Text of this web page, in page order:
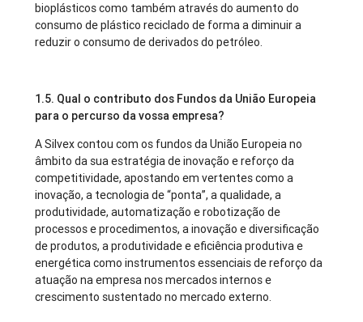
bioplásticos como também através do aumento do
consumo de plástico reciclado de forma a diminuir a
reduzir o consumo de derivados do petróleo.
1.5. Qual o contributo dos Fundos da União Europeia
para o percurso da vossa empresa?
A Silvex contou com os fundos da União Europeia no
âmbito da sua estratégia de inovação e reforço da
competitividade, apostando em vertentes como a
inovação, a tecnologia de “ponta”, a qualidade, a
produtividade, automatização e robotização de
processos e procedimentos, a inovação e diversificação
de produtos, a produtividade e eficiência produtiva e
energética como instrumentos essenciais de reforço da
atuação na empresa nos mercados internos e
crescimento sustentado no mercado externo.